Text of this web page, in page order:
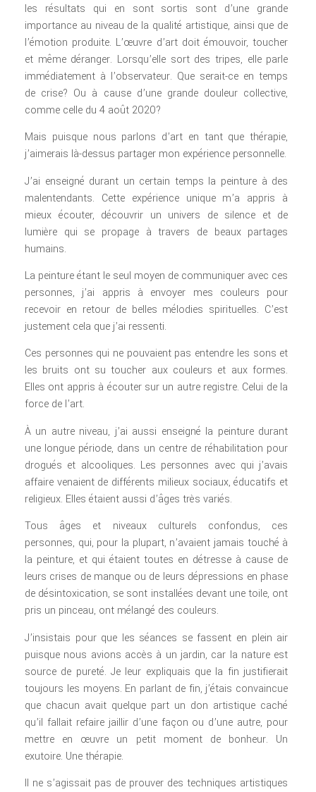
les résultats qui en sont sortis sont d’une grande
importance au niveau de la qualité artistique, ainsi que de
l’émotion produite. L’œuvre d’art doit émouvoir, toucher
et même déranger. Lorsqu’elle sort des tripes, elle parle
immédiatement à l’observateur. Que serait-ce en temps
de crise? Ou à cause d’une grande douleur collective,
comme celle du 4 août 2020?
Mais puisque nous parlons d’art en tant que thérapie,
j’aimerais là-dessus partager mon expérience personnelle.
J’ai enseigné durant un certain temps la peinture à des
malentendants. Cette expérience unique m’a appris à
mieux écouter, découvrir un univers de silence et de
lumière qui se propage à travers de beaux partages
humains.
La peinture étant le seul moyen de communiquer avec ces
personnes, j’ai appris à envoyer mes couleurs pour
recevoir en retour de belles mélodies spirituelles. C’est
justement cela que j’ai ressenti.
Ces personnes qui ne pouvaient pas entendre les sons et
les bruits ont su toucher aux couleurs et aux formes.
Elles ont appris à écouter sur un autre registre. Celui de la
force de l’art.
À un autre niveau, j’ai aussi enseigné la peinture durant
une longue période, dans un centre de réhabilitation pour
drogués et alcooliques. Les personnes avec qui j’avais
affaire venaient de différents milieux sociaux, éducatifs et
religieux. Elles étaient aussi d’âges très variés.
Tous âges et niveaux culturels confondus, ces
personnes, qui, pour la plupart, n’avaient jamais touché à
la peinture, et qui étaient toutes en détresse à cause de
leurs crises de manque ou de leurs dépressions en phase
de désintoxication, se sont installées devant une toile, ont
pris un pinceau, ont mélangé des couleurs.
J’insistais pour que les séances se fassent en plein air
puisque nous avions accès à un jardin, car la nature est
source de pureté. Je leur expliquais que la fin justifierait
toujours les moyens. En parlant de fin, j’étais convaincue
que chacun avait quelque part un don artistique caché
qu’il fallait refaire jaillir d’une façon ou d’une autre, pour
mettre en œuvre un petit moment de bonheur. Un
exutoire. Une thérapie.
Il ne s’agissait pas de prouver des techniques artistiques